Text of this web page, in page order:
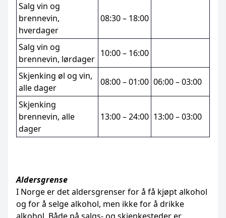
Salg vin og
brennevin,
hverdager
08:30 – 18:00
Salg vin og
brennevin, lørdager
10:00 – 16:00
Skjenking øl og vin,
alle dager
08:00 – 01:00 06:00 – 03:00
Skjenking
brennevin, alle
dager
13:00 – 24:00 13:00 – 03:00
Aldersgrense
I Norge er det aldersgrenser for å få kjøpt alkohol
og for å selge alkohol, men ikke for å drikke